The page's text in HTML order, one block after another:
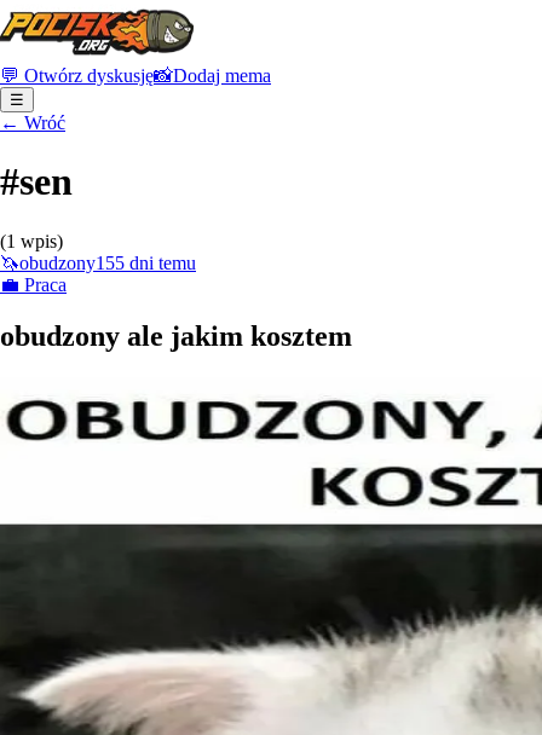
💬 Otwórz dyskusję📸Dodaj mema
☰
← Wróć
#sen
(1 wpis)
🦄obudzony155 dni temu
💼 Praca
obudzony ale jakim kosztem